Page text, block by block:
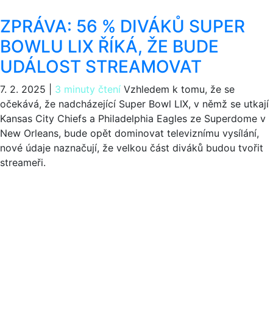
ZPRÁVA: 56 % DIVÁKŮ SUPER
BOWLU LIX ŘÍKÁ, ŽE BUDE
UDÁLOST STREAMOVAT
7. 2. 2025 3 minuty čtení Vzhledem k tomu, že se
očekává, že nadcházející Super Bowl LIX, v němž se utkají
Kansas City Chiefs a Philadelphia Eagles ze Superdome v
New Orleans, bude opět dominovat televiznímu vysílání,
nové údaje naznačují, že velkou část diváků budou tvořit
streameři.